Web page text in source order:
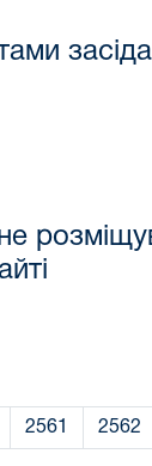
2561 2562